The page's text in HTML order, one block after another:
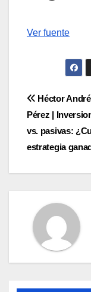
Ver fuente
de
Héctor
Pérez |
vs. pasivas:
estrategia